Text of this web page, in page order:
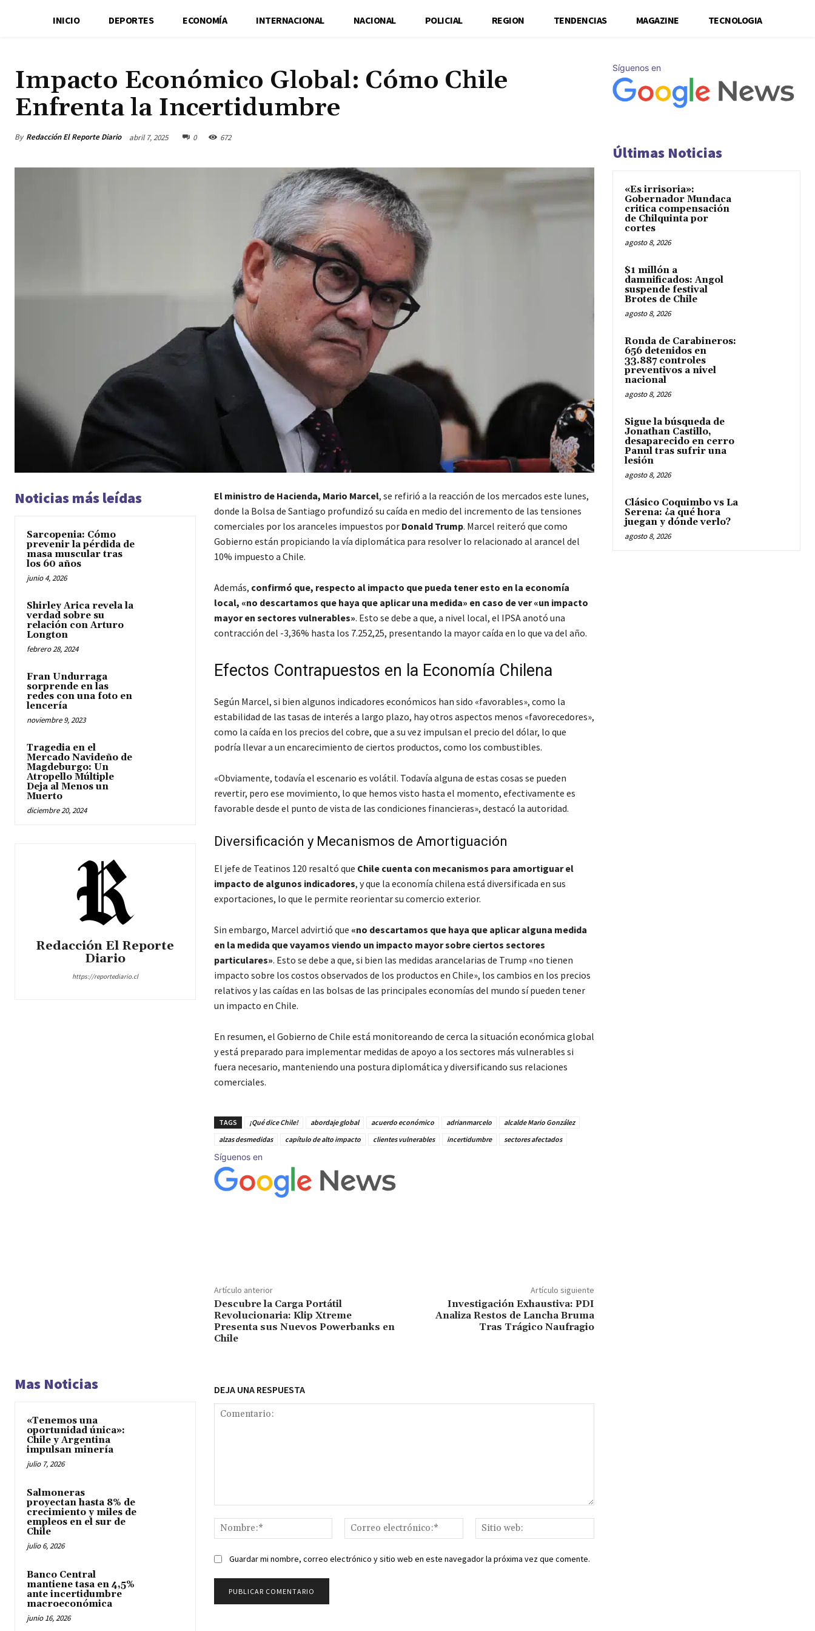
INICIO DEPORTES ECONOMÍA INTERNACIONAL NACIONAL POLICIAL REGION TENDENCIAS MAGAZINE TECNOLOGIA
Impacto Económico Global: Cómo Chile
Enfrenta la Incertidumbre
By Redacción El Reporte Diario abril 7, 2025 0 672
Noticias más leídas
Sarcopenia: Cómo
prevenir la pérdida de
masa muscular tras
los 60 años
junio 4, 2026
Shirley Arica revela la
verdad sobre su
relación con Arturo
Longton
febrero 28, 2024
Fran Undurraga
sorprende en las
redes con una foto en
lencería
noviembre 9, 2023
Tragedia en el
Mercado Navideño de
Magdeburgo: Un
Atropello Múltiple
Deja al Menos un
Muerto
diciembre 20, 2024
Redacción El Reporte
Diario
https://reportediario.cl
El ministro de Hacienda, Mario Marcel, se refirió a la reacción de los mercados este lunes,
donde la Bolsa de Santiago profundizó su caída en medio del incremento de las tensiones
comerciales por los aranceles impuestos por Donald Trump. Marcel reiteró que como
Gobierno están propiciando la vía diplomática para resolver lo relacionado al arancel del
10% impuesto a Chile.
Además, confirmó que, respecto al impacto que pueda tener esto en la economía
local, «no descartamos que haya que aplicar una medida» en caso de ver «un impacto
mayor en sectores vulnerables». Esto se debe a que, a nivel local, el IPSA anotó una
contracción del -3,36% hasta los 7.252,25, presentando la mayor caída en lo que va del año.
Efectos Contrapuestos en la Economía Chilena
Según Marcel, si bien algunos indicadores económicos han sido «favorables», como la
estabilidad de las tasas de interés a largo plazo, hay otros aspectos menos «favorecedores»,
como la caída en los precios del cobre, que a su vez impulsan el precio del dólar, lo que
podría llevar a un encarecimiento de ciertos productos, como los combustibles.
«Obviamente, todavía el escenario es volátil. Todavía alguna de estas cosas se pueden
revertir, pero ese movimiento, lo que hemos visto hasta el momento, efectivamente es
favorable desde el punto de vista de las condiciones financieras», destacó la autoridad.
Diversificación y Mecanismos de Amortiguación
El jefe de Teatinos 120 resaltó que Chile cuenta con mecanismos para amortiguar el
impacto de algunos indicadores, y que la economía chilena está diversificada en sus
exportaciones, lo que le permite reorientar su comercio exterior.
Sin embargo, Marcel advirtió que «no descartamos que haya que aplicar alguna medida
en la medida que vayamos viendo un impacto mayor sobre ciertos sectores
particulares». Esto se debe a que, si bien las medidas arancelarias de Trump «no tienen
impacto sobre los costos observados de los productos en Chile», los cambios en los precios
relativos y las caídas en las bolsas de las principales economías del mundo sí pueden tener
un impacto en Chile.
En resumen, el Gobierno de Chile está monitoreando de cerca la situación económica global
y está preparado para implementar medidas de apoyo a los sectores más vulnerables si
fuera necesario, manteniendo una postura diplomática y diversificando sus relaciones
comerciales.
TAGS ¡Qué dice Chile! abordaje global acuerdo económico adrianmarcelo
alcalde Mario González
alzas desmedidas
capítulo de alto impacto clientes vulnerables incertidumbre sectores afectados
Síguenos en
Artículo anterior
Descubre la Carga Portátil
Revolucionaria: Klip Xtreme
Presenta sus Nuevos Powerbanks en
Chile
Artículo siguiente
Investigación Exhaustiva: PDI
Analiza Restos de Lancha Bruma
Tras Trágico Naufragio
Mas Noticias
«Tenemos una
oportunidad única»:
Chile y Argentina
impulsan minería
julio 7, 2026
Salmoneras
proyectan hasta 8% de
crecimiento y miles de
empleos en el sur de
Chile
julio 6, 2026
Banco Central
mantiene tasa en 4,5%
ante incertidumbre
macroeconómica
junio 16, 2026
DEJA UNA RESPUESTA
Nombre:*
Correo
electrónico:*
web:
Guardar mi nombre, correo electrónico y sitio web en este navegador la próxima vez que comente.
Síguenos en
Últimas Noticias
«Es irrisoria»:
Gobernador Mundaca
critica compensación
de Chilquinta por
cortes
agosto 8, 2026
$1 millón a
damnificados: Angol
suspende festival
Brotes de Chile
agosto 8, 2026
Ronda de Carabineros:
656 detenidos en
33.887 controles
preventivos a nivel
nacional
agosto 8, 2026
Sigue la búsqueda de
Jonathan Castillo,
desaparecido en cerro
Panul tras sufrir una
lesión
agosto 8, 2026
Clásico Coquimbo vs La
Serena: ¿a qué hora
juegan y dónde verlo?
agosto 8, 2026